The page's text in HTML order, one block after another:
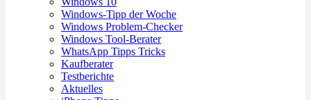
Windows-Tipp der Woche
Windows Problem-Checker
Windows Tool-Berater
WhatsApp Tipps Tricks
Kaufberater
Testberichte
Aktuelles